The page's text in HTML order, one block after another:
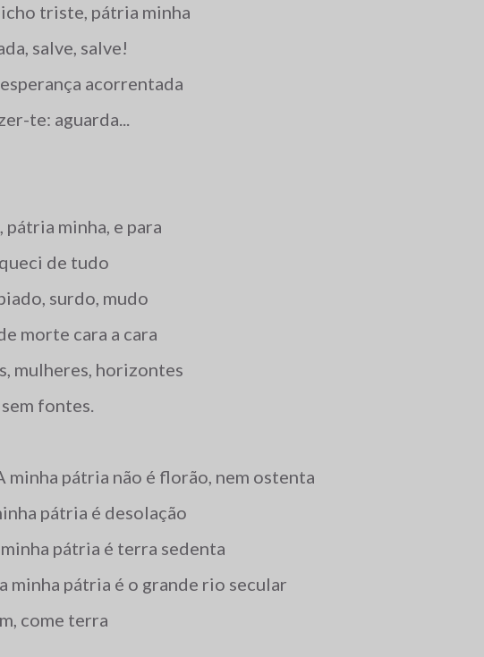
triste, pátria minha
salve, salve!
acorrentada
te: aguarda...
minha, e para
de tudo
surdo, mudo
morte cara a cara
mulheres, horizontes
fontes.
minha pátria não é florão, nem ostenta
pátria é desolação
pátria é terra sedenta
minha pátria é o grande rio secular
come terra